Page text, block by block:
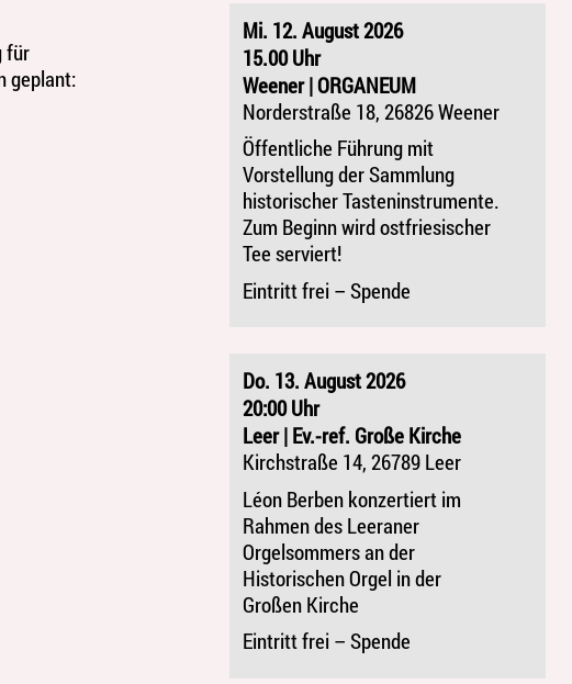
für
geplant:
Mi. 12. August 2026
15.00 Uhr
Weener | ORGANEUM
Norderstraße 18, 26826 Weener
Öffentliche Führung mit
Vorstellung der Sammlung
historischer Tasteninstrumente.
Zum Beginn wird ostfriesischer
Tee serviert!
Eintritt frei – Spende
Do. 13. August 2026
20:00 Uhr
Leer | Ev.-ref. Große Kirche
Kirchstraße 14, 26789 Leer
Léon Berben konzertiert im
Rahmen des Leeraner
Orgelsommers an der
Historischen Orgel in der
Großen Kirche
Eintritt frei – Spende